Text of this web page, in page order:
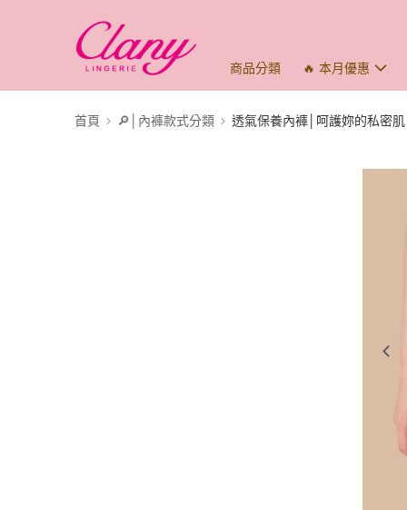
商品分類 🔥 本月優惠
首頁 🔎│內褲款式分類 透氣保養內褲│呵護妳的私密肌